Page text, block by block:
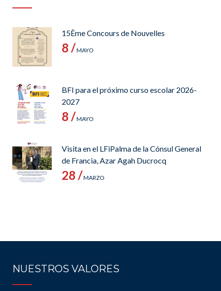
15Ème Concours de Nouvelles
8 /MAYO
BFI para el próximo curso escolar 2026-
2027
8 /MAYO
Visita en el LFiPalma de la Cónsul General
de Francia, Azar Agah Ducrocq
28 /MARZO
NUESTROS VALORES